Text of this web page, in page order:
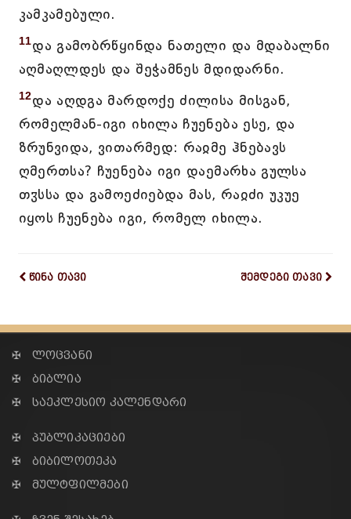
კამკამებული.
11და გამობრწყინდა ნათელი და მდაბალნი
აღმაღლდეს და შეჭამნეს მდიდარნი.
12და აღდგა მარდოქე ძილისა მისგან,
რომელმან-იგი იხილა ჩუენება ესე, და
ზრუნვიდა, ვითარმედ: რაჲმე ჰნებავს
ღმერთსა? ჩუენება იგი დაემარხა გულსა
თჳსსა და გამოეძიებდა მას, რაჲძი უკუე
იყოს ჩუენება იგი, რომელ იხილა.
წინა თავი შემდეგი თავი
✠ ლოცვანი
✠ ბიბლია
✠ საეკლესიო კალენდარი
✠ პუბლიკაციები
✠ ბიბილოთეკა
✠ მულტფილმები